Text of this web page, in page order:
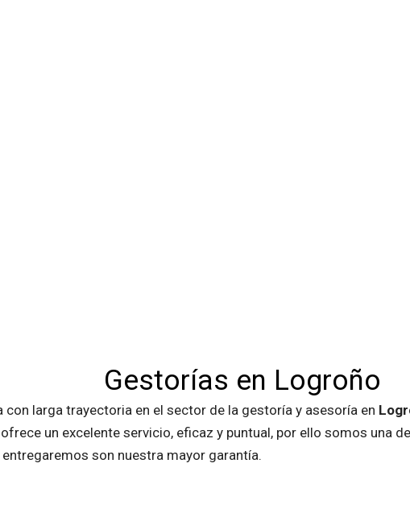
Gestorías en Logroño
con larga trayectoria en el sector de la gestoría y asesoría en
ofrece un excelente servicio, eficaz y puntual, por ello somos una
son nuestra mayor garantía.